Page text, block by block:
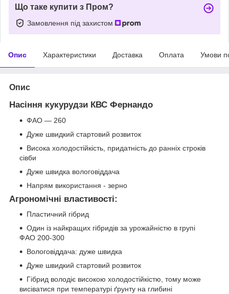
Що таке купити з Пром?
Замовлення під захистом
Опис Характеристики Доставка Оплата Умови
Опис
Насіння кукурудзи КВС Фернандо
ФАО — 260
Дуже швидкий стартовий розвиток
Висока холодостійкість, придатність до ранніх строків
сівби
Дуже швидка вологовіддача
Напрям використання - зерно
Агрономічні властивості:
Пластичний гібрид
Один із найкращих гібридів за урожайністю в групі
ФАО 200-300
Вологовіддача: дуже швидка
Дуже швидкий стартовий розвиток
Гібрид володіє високою холодостійкістю, тому може
висіватися при температурі ґрунту на глибині